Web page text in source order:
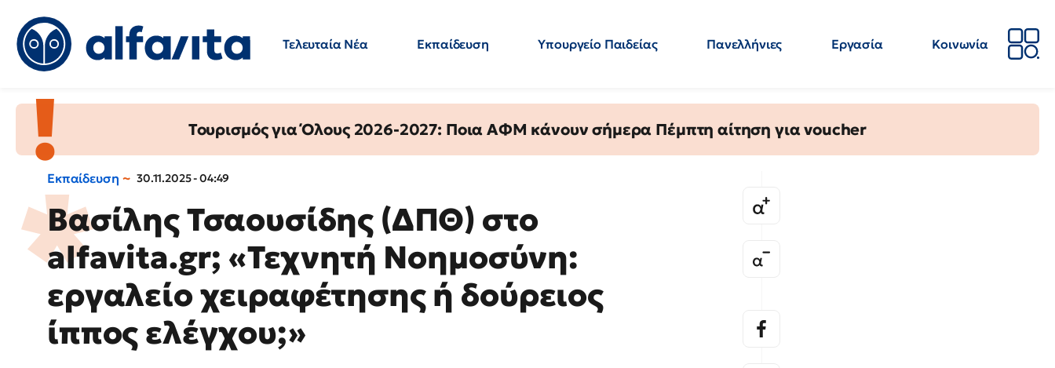
Τελευταία Νέα Εκπαίδευση Υπουργείο Παιδείας Πανελλήνιες Εργασία
Κοινωνία
Τουρισμός για Όλους 2026-2027: Ποια ΑΦΜ κάνουν σήμερα Πέμπτη αίτηση για voucher
Εκπαίδευση 30.11.2025 - 04:49
Βασίλης Τσαουσίδης (ΔΠΘ) στο
alfavita.gr; «Τεχνητή Νοημοσύνη:
εργαλείο χειραφέτησης ή δούρειος
ίππος ελέγχου;»